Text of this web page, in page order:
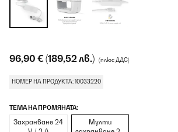
96,90 €(189,52 лв.) (плюс ДДС)
НОМЕР НА ПРОДУКТА: 10033220
ТЕМА НА ПРОМЯНАТА:
Захранване 24
Мулти